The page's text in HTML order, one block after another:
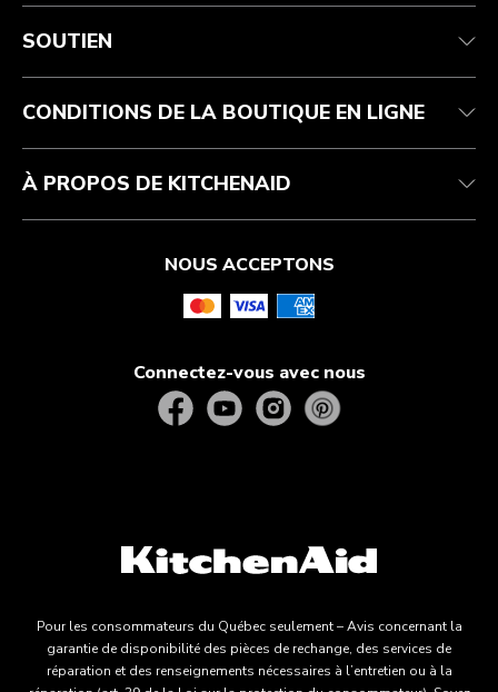
Service après-vente
Contactez-nous
Réparation autorisée
Résidents du Québec
Conditions d’utilisation
Retours et remboursements
Aide relative au produit
La marque
Affiliation
SOUTIEN
CONDITIONS DE LA BOUTIQUE EN LIGNE
À PROPOS DE KITCHENAID
NOUS ACCEPTONS
Connectez-vous avec nous
Pour les consommateurs du Québec seulement – Avis concernant la
garantie de disponibilité des pièces de rechange, des services de
réparation et des renseignements nécessaires à l’entretien ou à la